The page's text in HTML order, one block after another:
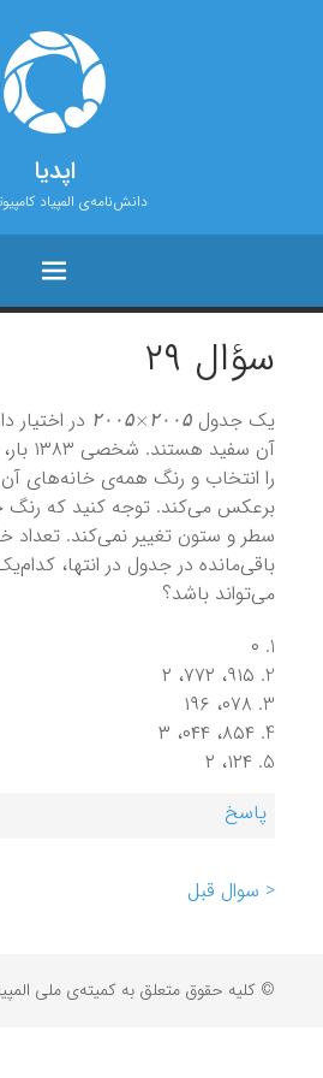
اپدیا
دانش‌نامه‌ی المپیاد
سؤال ۲۹
یک جدول ۲ ۵ ۲ ۵
۰۰ × ۲۰ در اختیار
آن
را انتخاب و رنگ همه‌ی خانه‌های
برعکس می‌کند. توجه کنید که رنگ
سطر و ستون تغییر نمی‌کند. تعداد
باقی‌مانده در جدول در انتها،
می‌تواند باشد؟
۰
۹۱۵، ۷۷۲، ۲
۰۷۸، ۱۹۶
۸۵۴، ۰۴۴، ۳
۱۲۴، ۲
پاسخ
< سوال قبل
© کلیه حقوق متعلق به کمیته‌ی ملی